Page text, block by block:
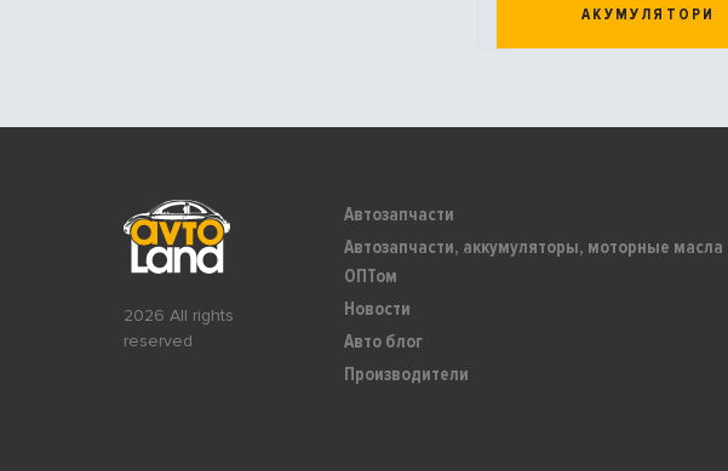
АКУМУЛЯТОРИ
2026 All rights
reserved
Автозапчасти
Автозапчасти, аккумуляторы, моторные масла
ОПТом
Новости
Авто блог
Производители